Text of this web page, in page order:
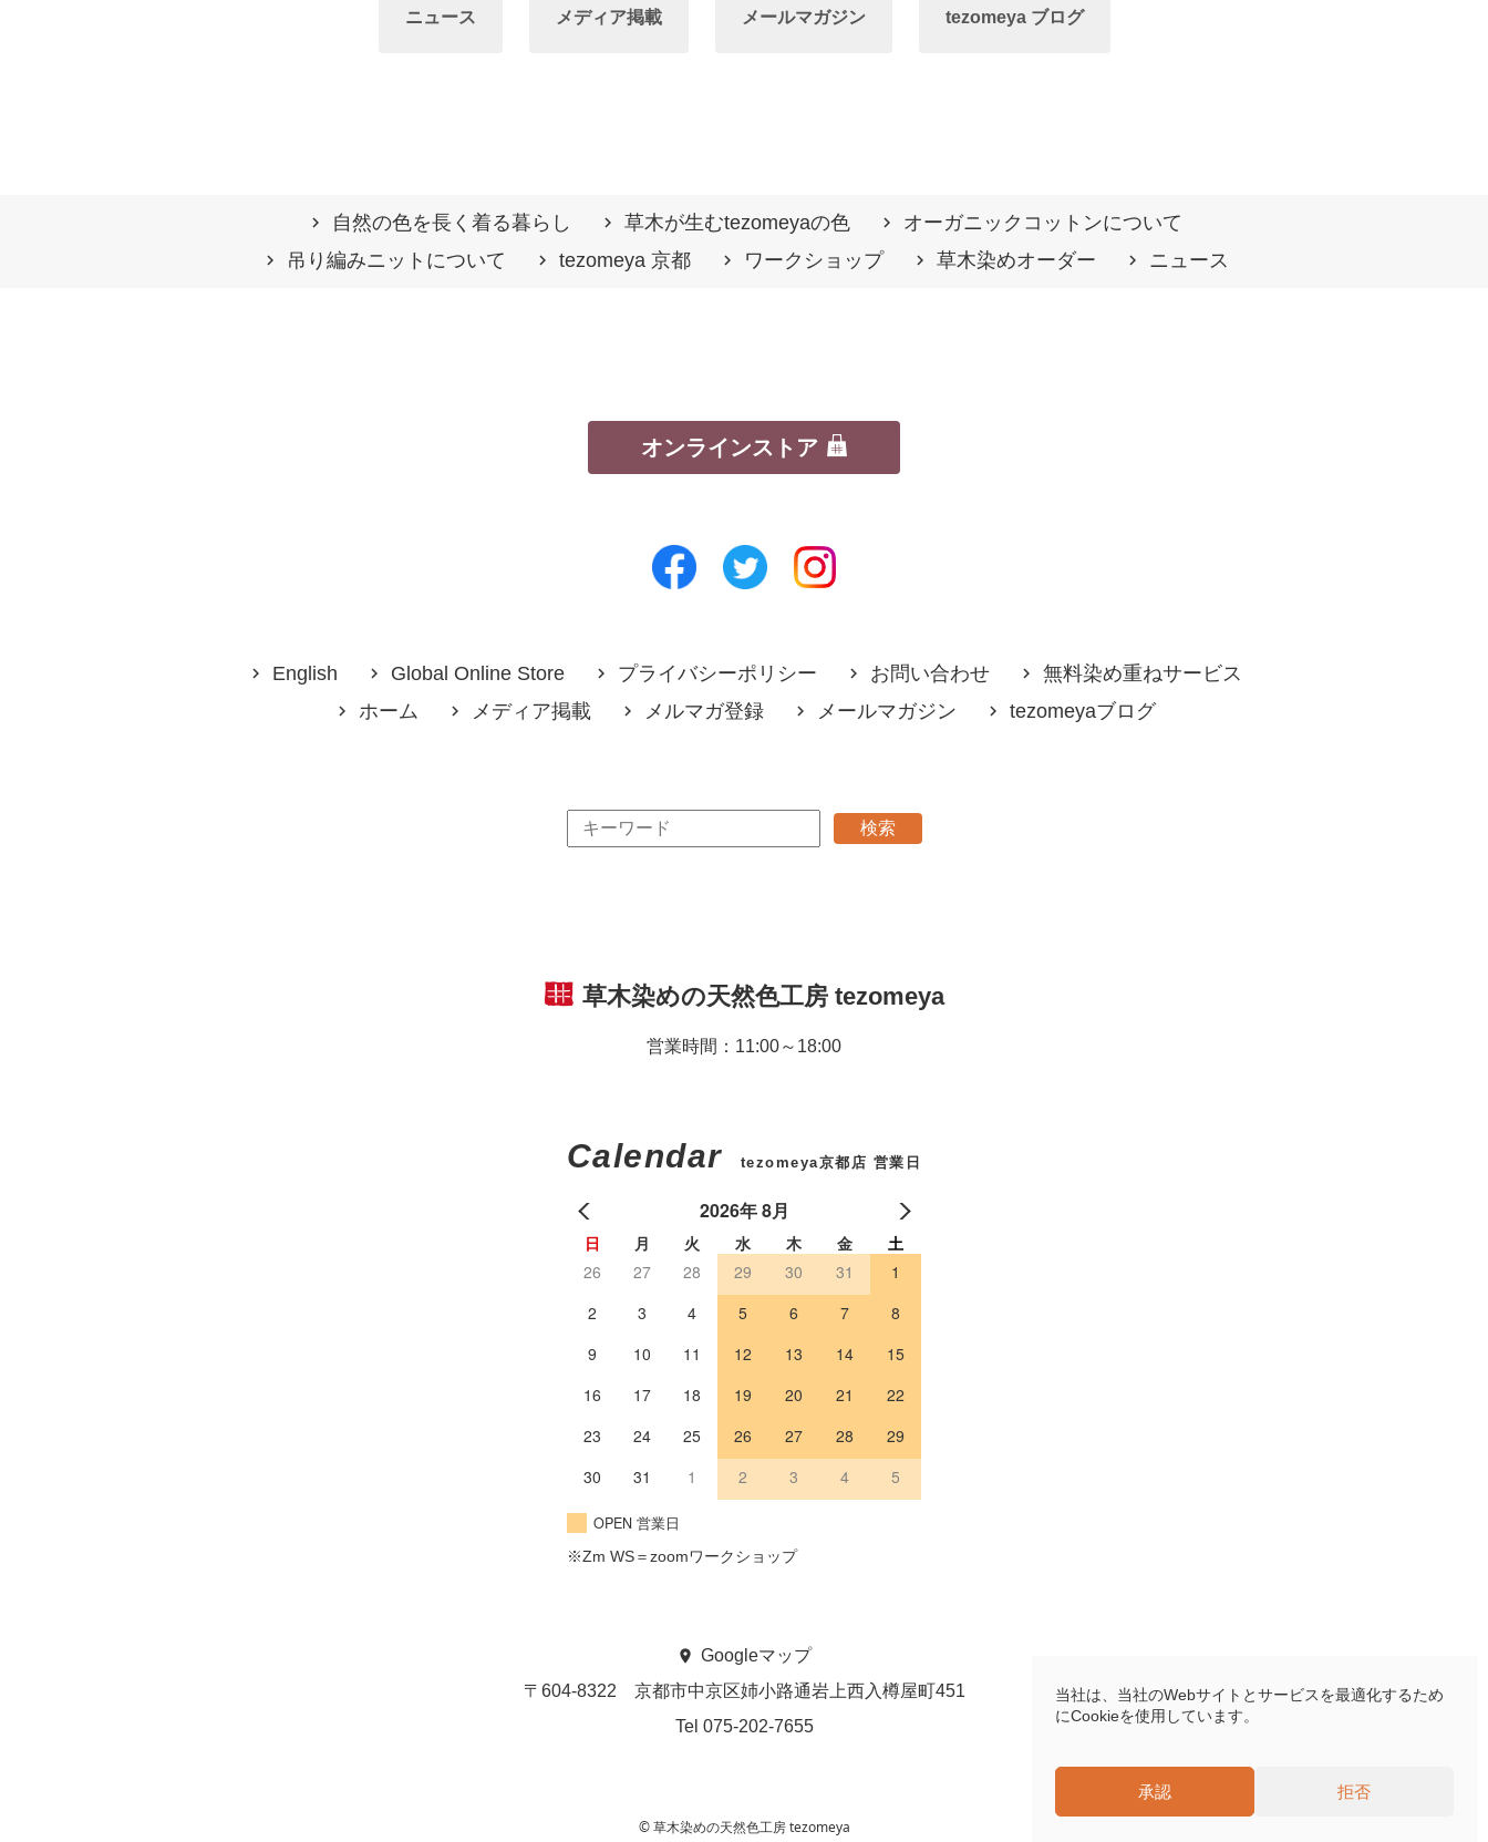
当社は、当社のWebサイトとサービスを最適化するため
にCookieを使用しています。
承認 拒否
ニュース メディア掲載 メールマガジン tezomeya ブログ
自然の⾊を⻑く着る暮らし 草木が生むtezomeyaの⾊
オーガニックコットンについて
吊り編みニットについて
tezomeya 京都 ワークショップ 草木染めオーダー ニュース
オンラインストア
English Global Online Store プライバシーポリシー お問い合わせ
無料染め重ねサービス
ホーム
メディア掲載 メルマガ登録 メールマガジン tezomeyaブログ
草木染めの天然色工房 tezomeya
営業時間：11:00～18:00
Calendar tezomeya京都店 営業日
2026年 8月
日 月 火 水 木 金
土
26
27 28 29 30 31
1
2
3 4 5 6 7
8
9
10 11 12 13 14
15
16
17 18 19 20 21
22
23
24 25 26 27 28
29
30
31 1 2 3 4 5
OPEN 営業日
※Zm WS＝zoomワークショップ
Googleマップ
〒604-8322 京都市中京区姉小路通岩上西入樽屋町451
Tel 075-202-7655
© 草木染めの天然色工房 tezomeya